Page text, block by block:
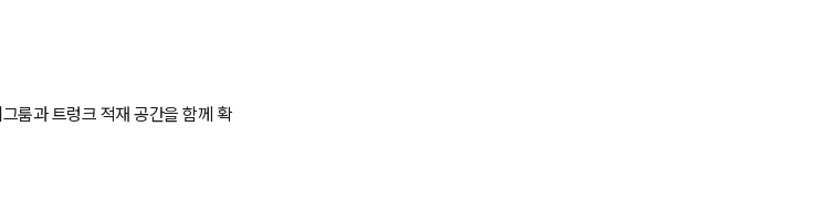
룸과 트렁크 적재 공간을 함께 확